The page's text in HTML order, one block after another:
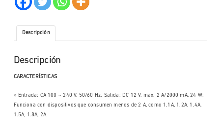
Descripción
Descripción
CARACTERÍSTICAS
» Entrada: CA 100 ~ 240 V, 50/60 Hz. Salida: DC 12 V, máx. 2 A/2000 mA, 24 W;
Funciona con dispositivos que consumen menos de 2 A, como 1.1A, 1.2A, 1.4A,
1.5A, 1.8A, 2A.